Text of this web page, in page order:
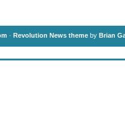
· Revolution News theme by Brian